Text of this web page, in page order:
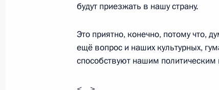
VI Форум регионов России и
18 июля 2019 года, 15:50
будут приезжать в нашу страну.
Это приятно, конечно, потому что,
ещё вопрос и наших культурных,
способствуют нашим